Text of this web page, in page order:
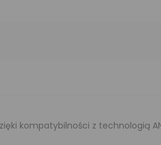
kompatybilności z technologią